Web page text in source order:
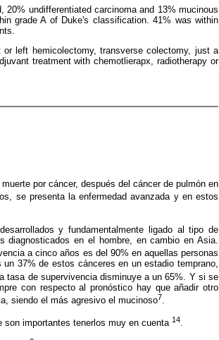
undifferentiated carcinoma and 13% mucinous
grade A of Duke's classification. 41% was within
left hemicolectomy, transverse colectomy, just a
treatment with chemotlierapx, radiotherapy or
por cáncer, después del cáncer de pulmón en
se presenta la enfermedad avanzada y en estos
y fundamentalmente ligado al tipo de
diagnosticados en el hombre, en cambio en Asia.
a cinco años es del 90% en aquellas personas
37% de estos cánceres en un estadio temprano,
tasa de supervivencia disminuye a un 65%. Y si se
con respecto al pronóstico hay que añadir otro
siendo el más agresivo el mucinoso7
importantes tenerlos muy en cuenta 14